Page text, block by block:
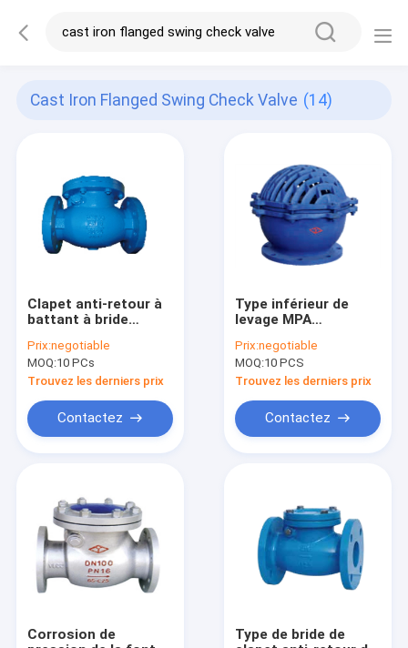
Cast Iron Flanged Swing Check Valve (14)
Clapet anti-retour à
battant à bride
fonte bleue PN16
Prix:negotiable
MOQ:10 PCs
Trouvez les derniers prix
Contactez
Type inférieur de
levage MPA
de clapet anti-retour
d'oscillation de la
fonte 2,5
Prix:negotiable
MOQ:10 PCS
Trouvez les derniers prix
Contactez
Corrosion de
Type de bride de